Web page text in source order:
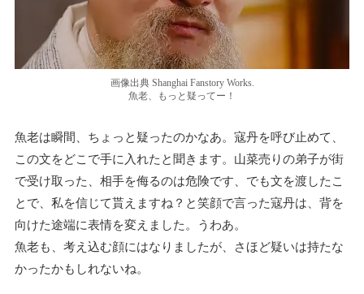
画像出典 Shanghai Fanstory Works.
魚老、もっと疑ってー！
魚老は瞬間、ちょっと疑ったのかなあ。寇丹を呼び止めて、
この文をどこで手に入れたと聞きます。山菜売りの弟子が街
で受け取った、相手を侮るのは危険です、でも文を渡したこ
とで、私を信じて貰えますね？と笑顔で言った寇丹は、背を
向けた途端に表情を変えました。うわあ。
魚老も、考え込む顔にはなりましたが、さほど疑いは持たな
かったかもしれないね。